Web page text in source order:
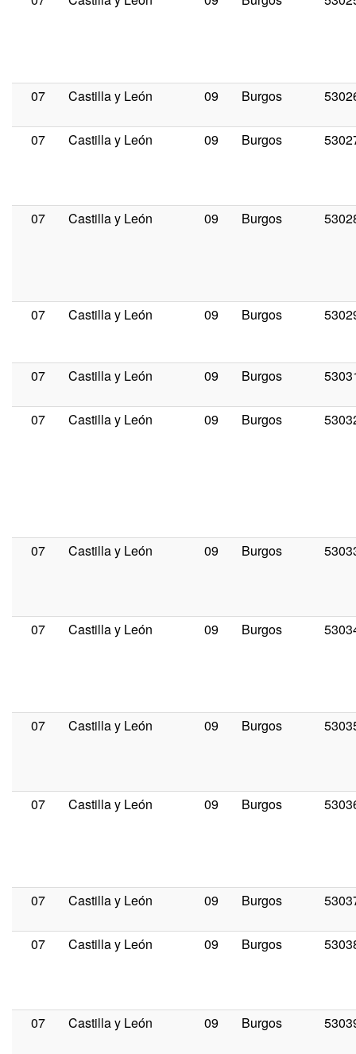
07 Castilla y León 09 Burgos
07 Castilla y León 09 Burgos
07 Castilla y León 09 Burgos
07 Castilla y León 09 Burgos
07 Castilla y León 09 Burgos
07 Castilla y León 09 Burgos
07 Castilla y León 09 Burgos
07 Castilla y León 09 Burgos
07 Castilla y León 09 Burgos
07 Castilla y León 09 Burgos
07 Castilla y León 09 Burgos
07 Castilla y León 09 Burgos
07 Castilla y León 09 Burgos